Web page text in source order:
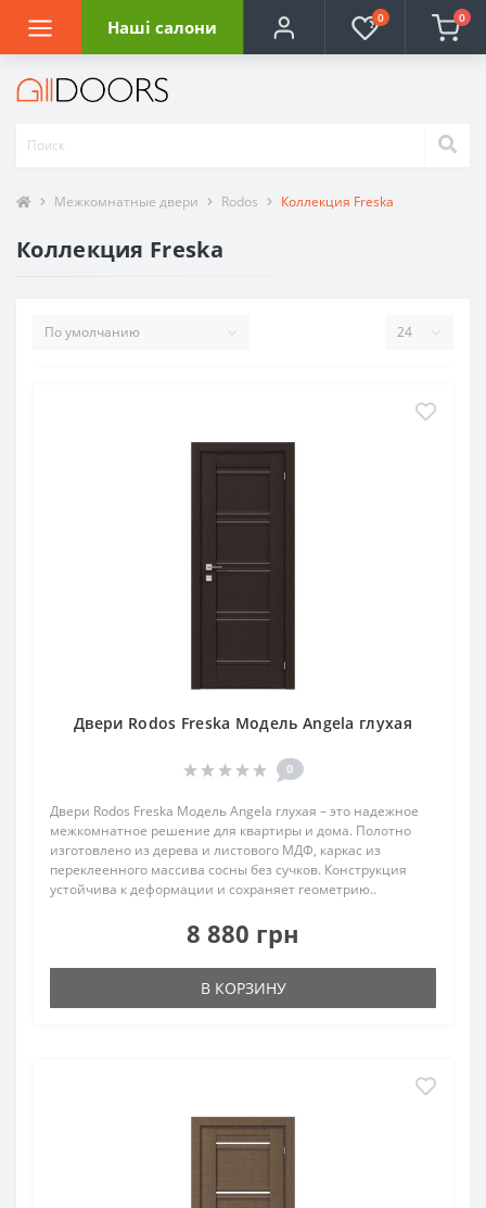
Наші салони 0 0
Межкомнатные двери Rodos Коллекция Freska
Коллекция Freska
Двери Rodos Freska Модель Angela глухая
0
Двери Rodos Freska Модель Angela глухая – это надежное
межкомнатное решение для квартиры и дома. Полотно
изготовлено из дерева и листового МДФ, каркас из
переклеенного массива сосны без сучков. Конструкция
устойчива к деформации и сохраняет геометрию..
8 880 грн
В КОРЗИНУ